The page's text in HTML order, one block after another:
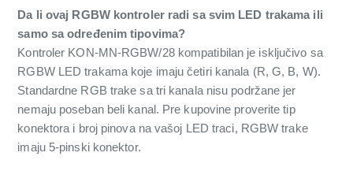
Da li ovaj RGBW kontroler radi sa svim LED trakama ili
samo sa određenim tipovima?
Kontroler KON-MN-RGBW/28 kompatibilan je isključivo sa
RGBW LED trakama koje imaju četiri kanala (R, G, B, W).
Standardne RGB trake sa tri kanala nisu podržane jer
nemaju poseban beli kanal. Pre kupovine proverite tip
konektora i broj pinova na vašoj LED traci, RGBW trake
imaju 5-pinski konektor.